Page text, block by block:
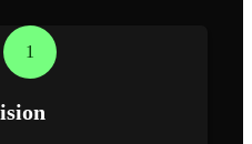
1